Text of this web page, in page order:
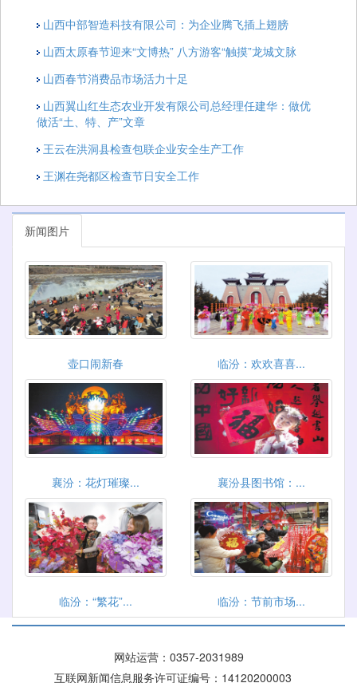
山西中部智造科技有限公司：为企业腾飞插上翅膀
山西太原春节迎来“文博热” 八方游客“触摸”龙城文脉
山西春节消费品市场活力十足
山西翼山红生态农业开发有限公司总经理任建华：做优
做活“土、特、产”文章
王云在洪洞县检查包联企业安全生产工作
王渊在尧都区检查节日安全工作
新闻图片
壶口闹新春 临汾：欢欢喜喜...
襄汾：花灯璀璨... 襄汾县图书馆：...
临汾：“繁花”... 临汾：节前市场...
网站运营： 0357-2031989
互联网新闻信息服务许可证编号：14120200003